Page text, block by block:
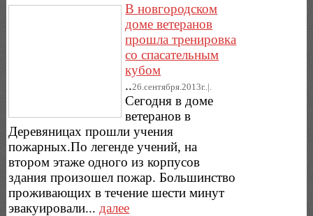
В новгородском
доме ветеранов
прошла тренировка
со спасательным
кубом
..26.сентября.2013г..|.
Сегодня в доме
ветеранов в
Деревяницах прошли учения
пожарных.По легенде учений, на
втором этаже одного из корпусов
здания произошел пожар. Большинство
проживающих в течение шести минут
эвакуировали... далее